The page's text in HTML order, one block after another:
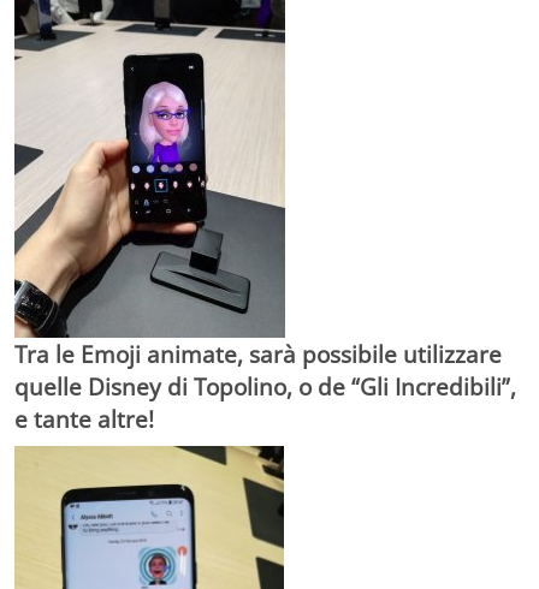
Tra le Emoji animate, sarà possibile utilizzare
quelle Disney di Topolino, o de “Gli Incredibili”,
e tante altre!